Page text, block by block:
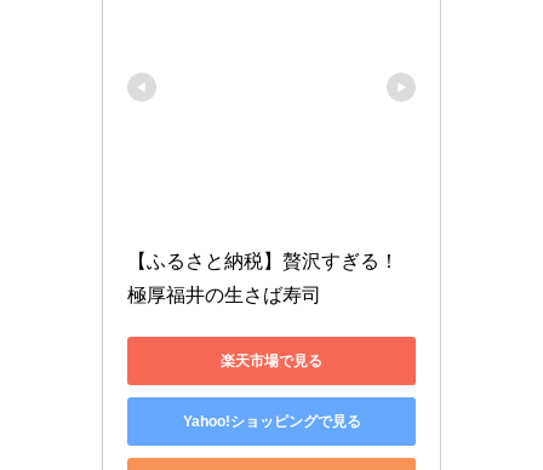
【ふるさと納税】贅沢すぎる！
極厚福井の生さば寿司
楽天市場で見る
Yahoo!ショッピングで見る